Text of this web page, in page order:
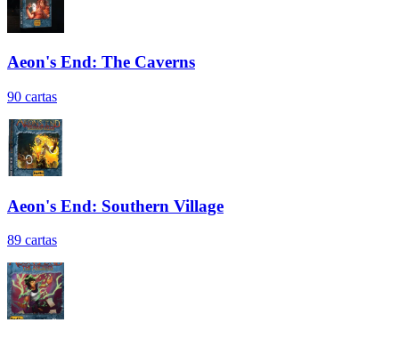
Aeon's End: The Caverns
90 cartas
Aeon's End: Southern Village
89 cartas